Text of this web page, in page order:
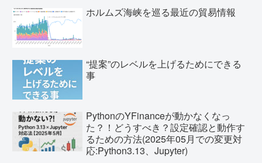
ホルムズ海峡を巡る最近の貿易情報
“提案”のレベルを上げるためにできる
事
PythonのYFinanceが動かなくなっ
た？！どうすべき？設定確認と動作す
るための方法(2025年05月での変更対
応:Python3.13、Jupyter)